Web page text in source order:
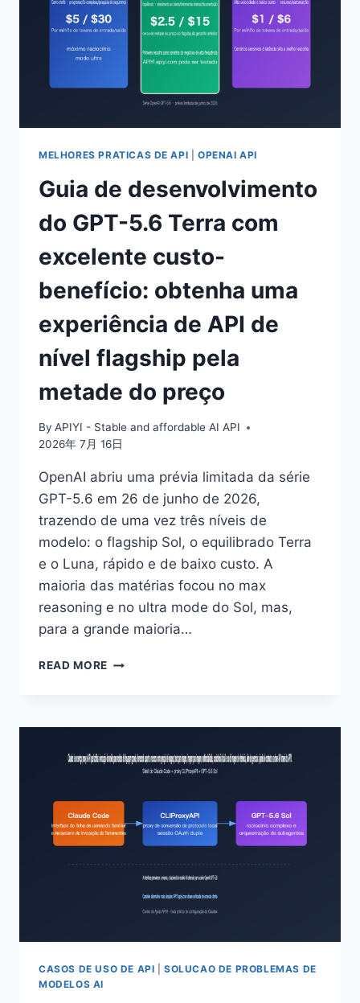
E
DECISÕES
DE
ATUALIZAÇÃO
MJ8.2
MELHORES PRATICAS DE API |OPENAI API
Guia de desenvolvimento
do GPT-5.6 Terra com
excelente custo-
benefício: obtenha uma
experiência de API de
nível flagship pela
metade do preço
By APIYI - Stable and affordable AI API
2026年 7月 16日
OpenAI abriu uma prévia limitada da série
GPT-5.6 em 26 de junho de 2026,
trazendo de uma vez três níveis de
modelo: o flagship Sol, o equilibrado Terra
e o Luna, rápido e de baixo custo. A
maioria das matérias focou no max
reasoning e no ultra mode do Sol, mas,
para a grande maioria…
READ MORE GUIA
GPT-
TERRA
CUSTO-
BENEFÍCIO:
OBTENHA
EXPERIÊNCIA
FLAGSHIP
CASOS DE USO DE API |SOLUCAO DE PROBLEMAS DE
MODELOS AI